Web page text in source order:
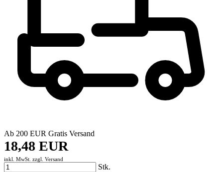
Ab 200 EUR Gratis Versand
18,48 EUR
inkl. MwSt. zzgl. Versand
Stk.